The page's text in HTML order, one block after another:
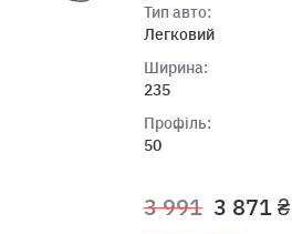
Тип авто:
Легковий
Ширина:
235
Профіль:
50
3 991 3 871 ₴